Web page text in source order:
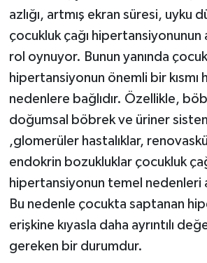
azlığı, artmış ekran süresi, uyku
çocukluk çağı hipertansiyonunun
rol oynuyor. Bunun yanında
hipertansiyonun önemli bir kısmı
nedenlere bağlıdır. Özellikle,
doğumsal böbrek ve üriner
,glomerüler hastalıklar,
endokrin bozukluklar çocukluk
hipertansiyonun temel nedenleri
Bu nedenle çocukta saptanan
erişkine kıyasla daha ayrıntılı
gereken bir durumdur.